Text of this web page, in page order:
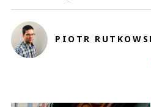
PIOTR